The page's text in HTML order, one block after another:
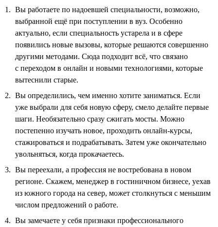
Вы работаете по надоевшей специальности, возможно,
выбранной ещё при поступлении в вуз. Особенно
актуально, если специальность устарела и в сфере
появились новые вызовы, которые решаются совершенно
другими методами. Сюда подходит всё, что связано
с переходом в онлайн и новыми технологиями, которые
вытеснили старые.
Вы определились, чем именно хотите заниматься. Если
уже выбрали для себя новую сферу, смело делайте первые
шаги. Необязательно сразу сжигать мосты. Можно
постепенно изучать новое, проходить онлайн-курсы,
стажироваться и подрабатывать. Затем уже окончательно
увольняться, когда прокачаетесь.
Вы переехали, а профессия не востребована в новом
регионе. Скажем, менеджер в гостиничном бизнесе, уехав
из южного города на север, может столкнуться с меньшим
числом предложений о работе.
Вы замечаете у себя признаки профессионального